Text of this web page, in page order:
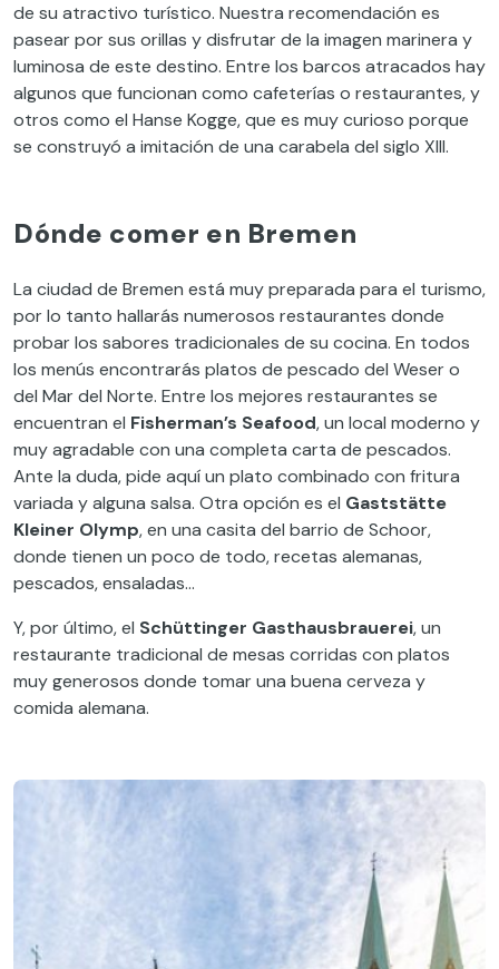
de su atractivo turístico. Nuestra recomendación es
pasear por sus orillas y disfrutar de la imagen marinera y
luminosa de este destino. Entre los barcos atracados hay
algunos que funcionan como cafeterías o restaurantes, y
otros como el Hanse Kogge, que es muy curioso porque
se construyó a imitación de una carabela del siglo XIII.
Dónde comer en Bremen
La ciudad de Bremen está muy preparada para el turismo,
por lo tanto hallarás numerosos restaurantes donde
probar los sabores tradicionales de su cocina. En todos
los menús encontrarás platos de pescado del Weser o
del Mar del Norte. Entre los mejores restaurantes se
encuentran el Fisherman’s Seafood, un local moderno y
muy agradable con una completa carta de pescados.
Ante la duda, pide aquí un plato combinado con fritura
variada y alguna salsa. Otra opción es el Gaststätte
Kleiner Olymp, en una casita del barrio de Schoor,
donde tienen un poco de todo, recetas alemanas,
pescados, ensaladas…
Y, por último, el Schüttinger Gasthausbrauerei, un
restaurante tradicional de mesas corridas con platos
muy generosos donde tomar una buena cerveza y
comida alemana.